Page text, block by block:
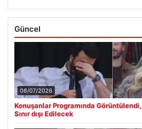
Güncel
08/07/2026
Konuşanlar Programında Görüntülendi,
Sınır dışı Edilecek